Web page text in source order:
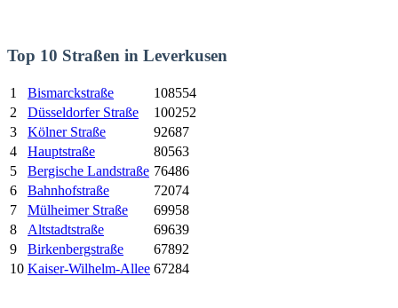
Top 10 Straßen in Leverkusen
1 Bismarckstraße
108554
2
Düsseldorfer Straße
100252
3
Kölner Straße
92687
4
Hauptstraße
80563
5
Bergische Landstraße 76486
6
Bahnhofstraße
72074
7
Mülheimer Straße
69958
8
Altstadtstraße
69639
9
Birkenbergstraße
67892
10 Kaiser-Wilhelm-Allee 67284